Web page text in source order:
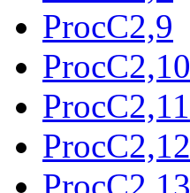
ProcC2,9
ProcC2,10
ProcC2,11
ProcC2,12
ProcC2,13